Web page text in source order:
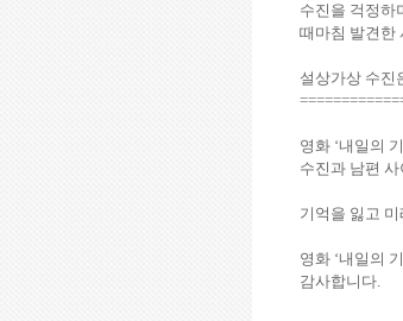
수진을 걱정하
때마침 발견한
설상가상 수진
영화 ‘내일의
수진과 남편
기억을 잃고
영화 ‘내일의
감사합니다.